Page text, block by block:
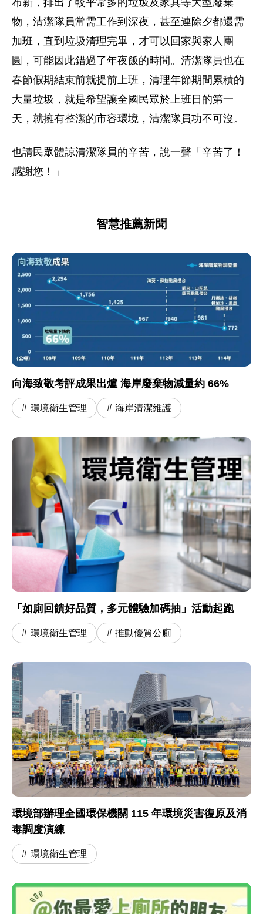
布新，排出了較平常多的垃圾及家具等大型廢棄
物，清潔隊員常需工作到深夜，甚至連除夕都還需
加班，直到垃圾清理完畢，才可以回家與家人團
圓，可能因此錯過了年夜飯的時間。清潔隊員也在
春節假期結束前就提前上班，清理年節期間累積的
大量垃圾，就是希望讓全國民眾於上班日的第一
天，就擁有整潔的市容環境，清潔隊員功不可沒。
也請民眾體諒清潔隊員的辛苦，說一聲「辛苦了！
感謝您！」
智慧推薦新聞
向海致敬考評成果出爐 海岸廢棄物減量約 66%
環境衛生管理 海岸清潔維護
「如廁回饋好品質，多元體驗加碼抽」活動起跑
環境衛生管理 推動優質公廁
環境部辦理全國環保機關 115 年環境災害復原及消
毒調度演練
環境衛生管理